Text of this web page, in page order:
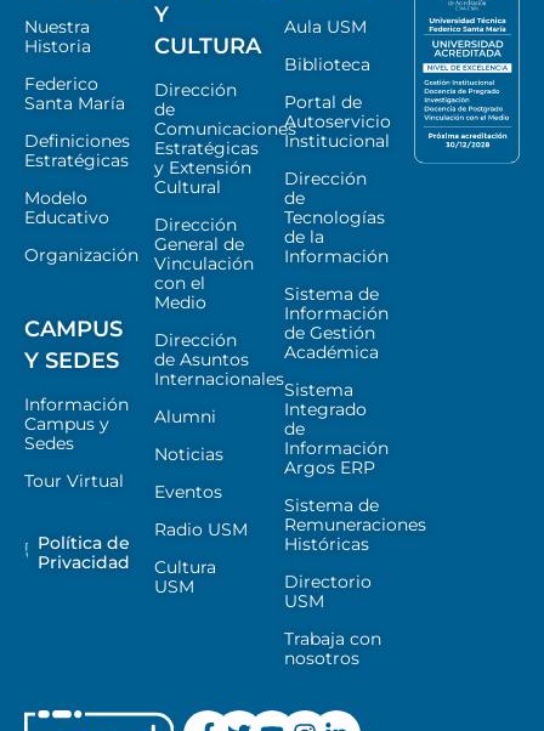
Nuestra
Historia
Federico
Santa María
Definiciones
Estratégicas
Modelo
Educativo
Organización
CAMPUS
Y SEDES
Información
Campus y
Sedes
Tour Virtual
Política de
Privacidad
Y
CULTURA
Dirección
de
Comunicaciones
Estratégicas
y Extensión
Cultural
Dirección
General de
Vinculación
con el
Medio
Dirección
de Asuntos
Internacionales
Alumni
Noticias
Eventos
Radio USM
Cultura
USM
Aula USM
Biblioteca
Portal de
Autoservicio
Institucional
Dirección
de
Tecnologías
de la
Información
Sistema de
Información
de Gestión
Académica
Sistema
Integrado
de
Información
Argos ERP
Sistema de
Remuneraciones
Históricas
Directorio
USM
Trabaja con
nosotros